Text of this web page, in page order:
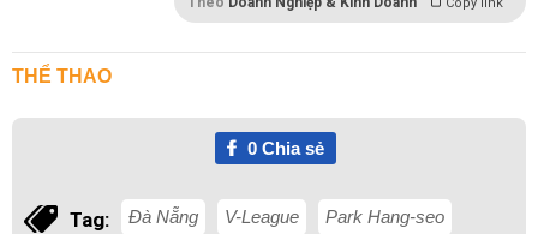
THỂ THAO
0Chia sẻ
Tag: Đà Nẵng V-League Park Hang-seo